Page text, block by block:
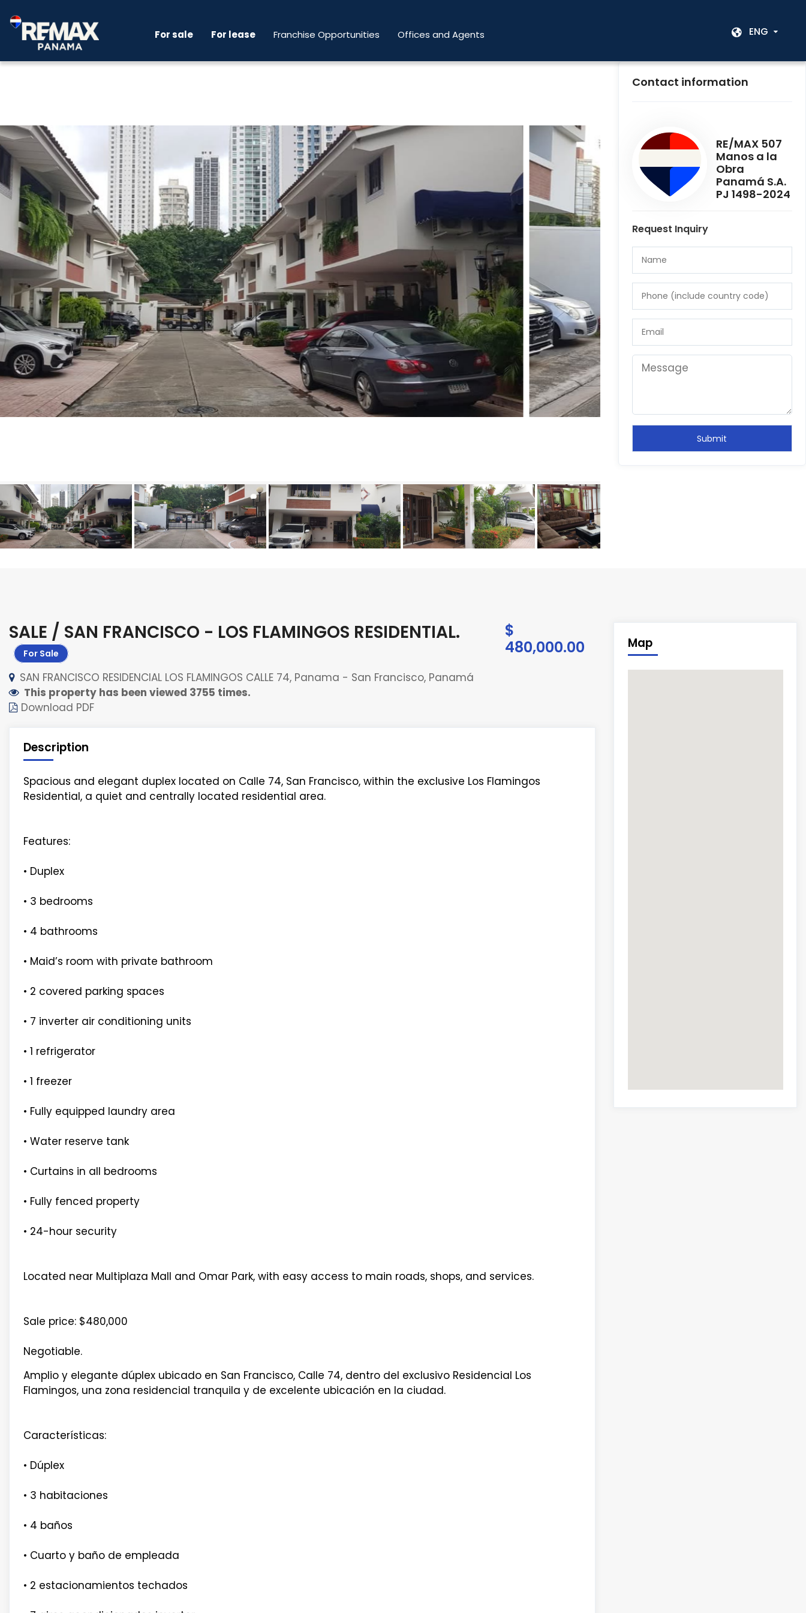
For sale For lease Franchise Opportunities Offices and Agents ENG
Contact information
RE/MAX 507
Manos a la
Obra
Panamá S.A.
PJ 1498-2024
Request Inquiry
SALE / SAN FRANCISCO - LOS FLAMINGOS RESIDENTIAL.
For Sale
SAN FRANCISCO RESIDENCIAL LOS FLAMINGOS CALLE 74, Panama - San Francisco, Panamá
This property has been viewed 3755 times.
Download PDF
$
480,000.00
Description
Spacious and elegant duplex located on Calle 74, San Francisco, within the exclusive Los Flamingos
Residential, a quiet and centrally located residential area.
Features:
• Duplex
• 3 bedrooms
• 4 bathrooms
• Maid’s room with private bathroom
• 2 covered parking spaces
• 7 inverter air conditioning units
• 1 refrigerator
• 1 freezer
• Fully equipped laundry area
• Water reserve tank
• Curtains in all bedrooms
• Fully fenced property
• 24-hour security
Located near Multiplaza Mall and Omar Park, with easy access to main roads, shops, and services.
Sale price: $480,000
Negotiable.
Amplio y elegante dúplex ubicado en San Francisco, Calle 74, dentro del exclusivo Residencial Los
Flamingos, una zona residencial tranquila y de excelente ubicación en la ciudad.
Características:
• Dúplex
• 3 habitaciones
• 4 baños
• Cuarto y baño de empleada
• 2 estacionamientos techados
Map